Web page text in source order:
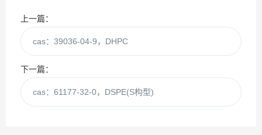
上一篇：
cas：39036-04-9，DHPC
下一篇：
cas：61177-32-0，DSPE(S构型)